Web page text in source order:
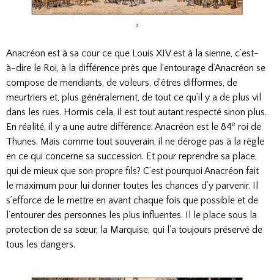
Anacréon est à sa cour ce que Louis XIV est à la sienne, c’est-
à-dire le Roi, à la différence près que l’entourage d’Anacréon se
compose de mendiants, de voleurs, d’êtres difformes, de
meurtriers et, plus généralement, de tout ce qu’il y a de plus vil
dans les rues. Hormis cela, il est tout autant respecté sinon plus.
En réalité, il y a une autre différence: Anacréon est le 84e roi de
Thunes. Mais comme tout souverain, il ne déroge pas à la règle
en ce qui concerne sa succession. Et pour reprendre sa place,
qui de mieux que son propre fils? C’est pourquoi Anacréon fait
le maximum pour lui donner toutes les chances d’y parvenir. Il
s’efforce de le mettre en avant chaque fois que possible et de
l’entourer des personnes les plus influentes. Il le place sous la
protection de sa sœur, la Marquise, qui l'a toujours préservé de
tous les dangers.